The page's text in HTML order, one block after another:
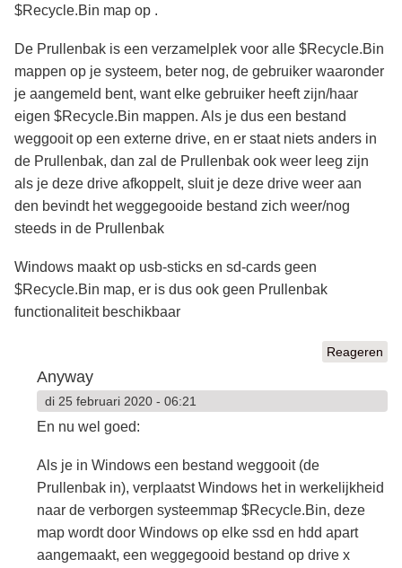
$Recycle.Bin map op .
De Prullenbak is een verzamelplek voor alle $Recycle.Bin
mappen op je systeem, beter nog, de gebruiker waaronder
je aangemeld bent, want elke gebruiker heeft zijn/haar
eigen $Recycle.Bin mappen. Als je dus een bestand
weggooit op een externe drive, en er staat niets anders in
de Prullenbak, dan zal de Prullenbak ook weer leeg zijn
als je deze drive afkoppelt, sluit je deze drive weer aan
den bevindt het weggegooide bestand zich weer/nog
steeds in de Prullenbak
Windows maakt op usb-sticks en sd-cards geen
$Recycle.Bin map, er is dus ook geen Prullenbak
functionaliteit beschikbaar
Reageren
Anyway
di 25 februari 2020 - 06:21
En nu wel goed:
Als je in Windows een bestand weggooit (de
Prullenbak in), verplaatst Windows het in werkelijkheid
naar de verborgen systeemmap $Recycle.Bin, deze
map wordt door Windows op elke ssd en hdd apart
aangemaakt, een weggegooid bestand op drive x